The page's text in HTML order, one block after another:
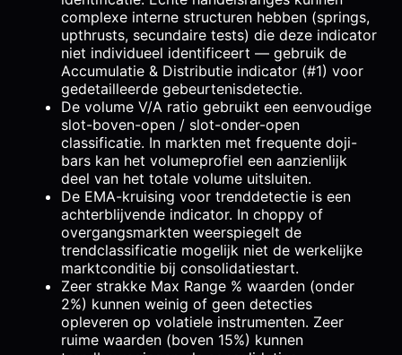
complexe interne structuren hebben (springs,
upthrusts, secundaire tests) die deze indicator
niet individueel identificeert — gebruik de
Accumulatie & Distributie indicator (#1) voor
gedetailleerde gebeurtenisdetectie.
De volume V/A ratio gebruikt een eenvoudige
slot-boven-open / slot-onder-open
classificatie. In markten met frequente doji-
bars kan het volumeprofiel een aanzienlijk
deel van het totale volume uitsluiten.
De EMA-kruising voor trenddetectie is een
achterblijvende indicator. In choppy of
overgangsmarkten weerspiegelt de
trendclassificatie mogelijk niet de werkelijke
marktconditie bij consolidatiestart.
Zeer strakke Max Range % waarden (onder
2%) kunnen weinig of geen detecties
opleveren op volatiele instrumenten. Zeer
ruime waarden (boven 15%) kunnen